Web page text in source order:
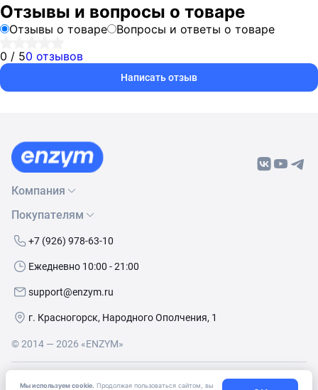
Мы используем cookie. Продолжая пользоваться сайтом, вы
Отзывы и вопросы о товаре
Отзывы о товаре
Вопросы и ответы о товаре
0 / 50 отзывов
Написать отзыв
Компания
О нас
Бренды
Покупателям
Как сделать заказ
Условия доставки
+7 (926) 978-63-10
Ежедневно 10:00 - 21:00
support@enzym.ru
г. Красногорск, Народного Ополчения, 1
© 2014 — 2026 «ENZYM»
на получение рекламно-информационных